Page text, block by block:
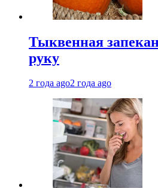
Тыквенная
руку
2 года ago2 года ago